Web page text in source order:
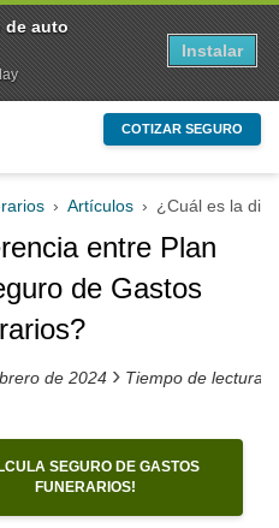
COTIZAR SEGURO
› Artículos › ¿Cuál es la
entre Plan
de Gastos
de 2024 › Tiempo de lectura
SEGURO DE GASTOS
FUNERARIOS!
de auto
Instalar